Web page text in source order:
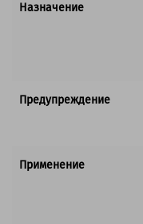
Назначение
Предупреждение
Применение